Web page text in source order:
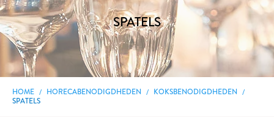
SPATELS
HOME HORECABENODIGDHEDEN
KOKSBENODIGDHEDEN
SPATELS